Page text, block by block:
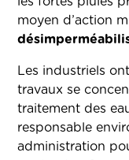
moyen d’action
Les industriels
travaux se
traitement des
responsable
administration